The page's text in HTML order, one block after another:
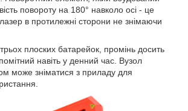
повороту на 180° навколо осі - це
в протилежні сторони не знімаючи
плоских батарейок, промінь досить
навіть у денний час. Вузол
може зніматися з приладу для